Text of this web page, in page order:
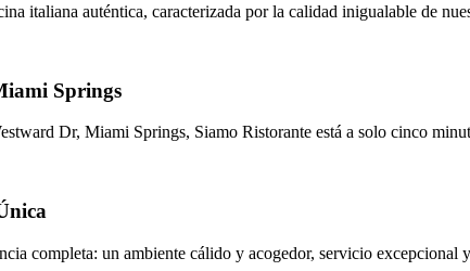
italiana auténtica, caracterizada por la calidad inigualable de
Springs
Dr, Miami Springs, Siamo Ristorante está a solo cinco
completa: un ambiente cálido y acogedor, servicio